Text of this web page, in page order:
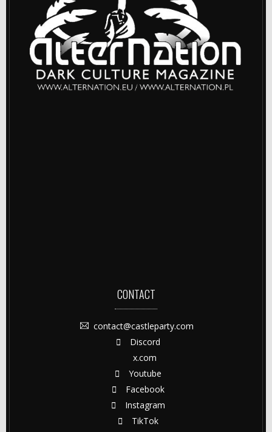
CONTACT
contact@castleparty.com
Discord
x.com
Youtube
Facebook
Instagram
TikTok